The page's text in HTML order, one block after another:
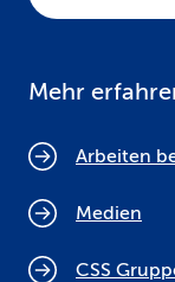
Mehr
Arbeiten
Medien
CSS